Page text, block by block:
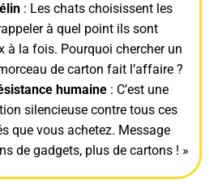
: Les chats choisissent les
à quel point ils sont
à la fois. Pourquoi chercher un
de carton fait l’affaire ?
humaine : C’est une
silencieuse contre tous ces
que vous achetez. Message
de gadgets, plus de cartons ! »